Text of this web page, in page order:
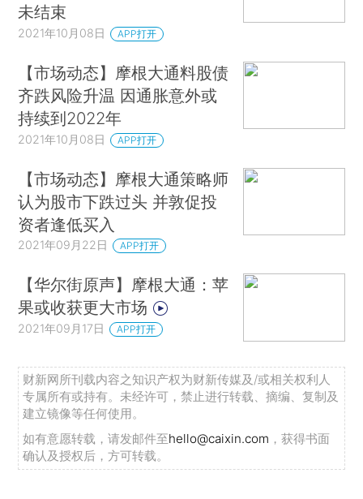
未结束
2021年10月08日 APP打开
【市场动态】摩根大通料股债
齐跌风险升温 因通胀意外或
持续到2022年
2021年10月08日 APP打开
【市场动态】摩根大通策略师
认为股市下跌过头 并敦促投
资者逢低买入
2021年09月22日 APP打开
【华尔街原声】摩根大通：苹
果或收获更大市场
2021年09月17日 APP打开
财新网所刊载内容之知识产权为财新传媒及/或相关权利人
专属所有或持有。未经许可，禁止进行转载、摘编、复制及
建立镜像等任何使用。
如有意愿转载，请发邮件至hello@caixin.com ，获得书面
确认及授权后，方可转载。